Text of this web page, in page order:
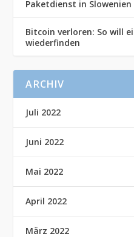
Paketdienst in Slowenien
Bitcoin verloren: So will
wiederfinden
ARCHIV
Juli 2022
Juni 2022
Mai 2022
April 2022
März 2022